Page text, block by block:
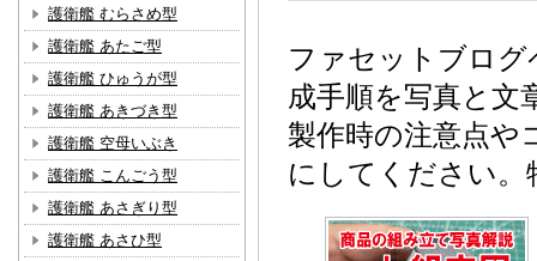
ファセットブロ
成手順を写真と文
製作時の注意点や
にしてください。
護衛艦 むらさめ型
護衛艦 あたご型
護衛艦 ひゅうが型
護衛艦 あきづき型
護衛艦 空母いぶき
護衛艦 こんごう型
護衛艦 あさぎり型
護衛艦 あさひ型